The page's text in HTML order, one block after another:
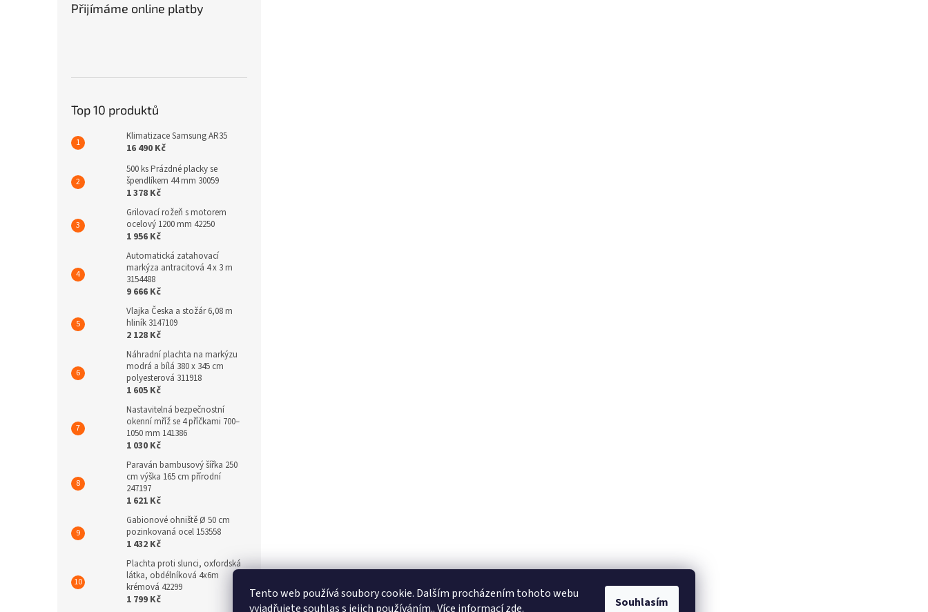
Tento web používá soubory cookie. Dalším procházením tohoto webu
vyjadřujete souhlas s jejich používáním.. Více informacízde. Souhlasím
Přijímáme online platby
Top 10 produktů
Klimatizace Samsung AR35
16 490 Kč
500 ks Prázdné placky se
špendlíkem 44 mm 30059
1 378 Kč
Grilovací rožeň s motorem
ocelový 1200 mm 42250
1 956 Kč
Automatická zatahovací
markýza antracitová 4 x 3 m
3154488
9 666 Kč
Vlajka Česka a stožár 6,08 m
hliník 3147109
2 128 Kč
Náhradní plachta na markýzu
modrá a bílá 380 x 345 cm
polyesterová 311918
1 605 Kč
Nastavitelná bezpečnostní
okenní mříž se 4 příčkami 700–
1050 mm 141386
1 030 Kč
Paraván bambusový šířka 250
cm výška 165 cm přírodní
247197
1 621 Kč
Gabionové ohniště Ø 50 cm
pozinkovaná ocel 153558
1 432 Kč
Plachta proti slunci, oxfordská
látka, obdélníková 4x6m
krémová 42299
1 799 Kč